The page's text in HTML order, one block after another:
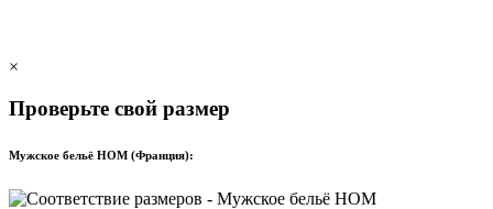
×
Проверьте свой размер
Мужское бельё HOM (Франция):